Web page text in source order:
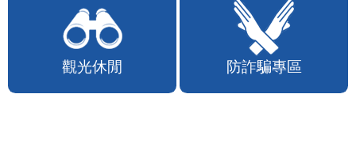
觀光休閒 防詐騙專區